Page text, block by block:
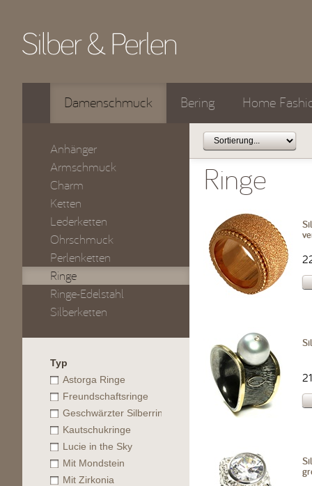
Damenschmuck Bering Home
Anhänger
Armschmuck
Charm
Ketten
Lederketten
Ohrschmuck
Perlenketten
Ringe
Ringe-Edelstahl
Silberketten
Typ
Astorga Ringe
Freundschaftsringe
Geschwärzter Silberring mit Kugeln
Kautschukringe
Lucie in the Sky
Mit Mondstein
Mit Zirkonia
Ringe